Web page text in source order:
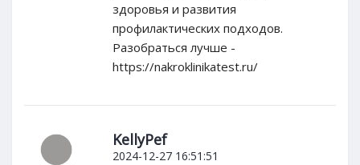
здоровья и развития
профилактических подходов.
Разобраться лучше -
https://nakroklinikatest.ru/
KellyPef
2024-12-27 16:51:51